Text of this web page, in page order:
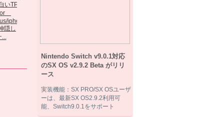
隠し
...
Nintendo Switch v9.0.1対応
のSX OS v2.9.2 Beta がリリ
ース
実装機能：SX PRO/SX OSユーザ
ーは、最新SX OS2.9.2利用可
能、Switch9.0.1をサポート